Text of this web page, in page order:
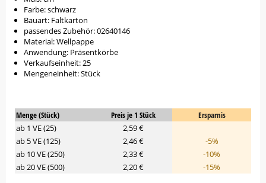
Farbe: schwarz
Bauart: Faltkarton
passendes Zubehör: 02640146
Material: Wellpappe
Anwendung: Präsentkörbe
Verkaufseinheit: 25
Mengeneinheit: Stück
Menge (Stück) Preis je 1 Stück
Ersparnis
ab 1 VE (25)
2,59 €
ab 5 VE (125)
2,46 €
-5%
ab 10 VE (250)
2,33 €
-10%
ab 20 VE (500)
2,20 € -15%